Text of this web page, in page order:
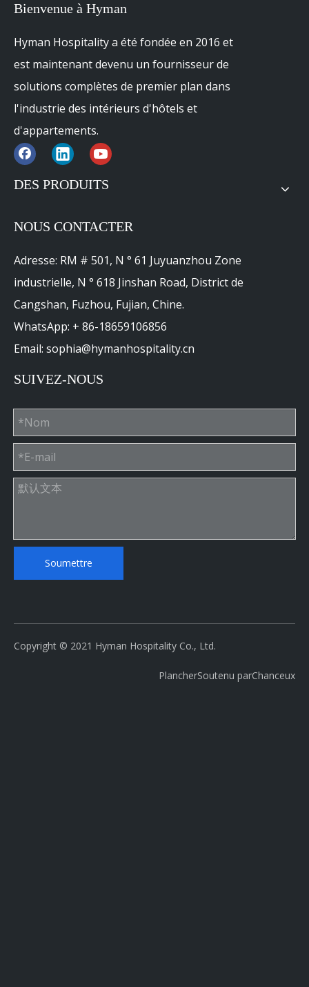
sur:
En vertu d'un:
Dessus de table en quartz sur mesure
Personnalisé Quartz table
Bienvenue à Hyman
Hyman Hospitality a été fondée en 2016 et
est maintenant devenu un fournisseur de
solutions complètes de premier plan dans
l'industrie des intérieurs d'hôtels et
d'appartements.
DES PRODUITS
NOUS CONTACTER
Adresse: RM # 501, N ° 61 Juyuanzhou Zone
industrielle, N ° 618 Jinshan Road, District de
Cangshan, Fuzhou, Fujian, Chine.
WhatsApp: + 86-18659106856
Email: sophia@hymanhospitality.cn
SUIVEZ-NOUS
Soumettre
Copyright © 2021 Hyman Hospitality Co., Ltd.
PlancherSoutenu parChanceux